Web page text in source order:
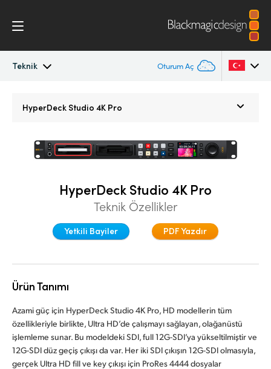
Teknik Oturum Aç
İş Akışı
Blackmagic OS
Çoklu Kamera
Teknik
Austria
China
France
Germany
Hong Kong SAR, China
HyperDeck Studio 4K Pro
HyperDeck Studio 4K Pro
Teknik Özellikler
Yetkili Bayiler PDF Yazdır
Ürün Tanımı
Azami güç için HyperDeck Studio 4K Pro, HD modellerin tüm
özellikleriyle birlikte, Ultra HD’de çalışmayı sağlayan, olağanüstü
işlemleme sunar. Bu modeldeki SDI, full 12G-SDI’ya yükseltilmiştir ve
12G-SDI düz geçiş çıkışı da var. Her iki SDI çıkışın 12G-SDI olmasıyla,
gerçek Ultra HD fill ve key çıkışı için ProRes 4444 dosyalar